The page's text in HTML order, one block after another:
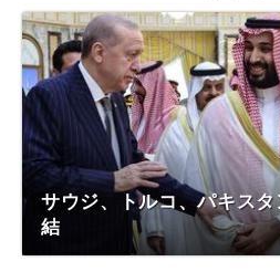
サウジ、トルコ、パキス
結